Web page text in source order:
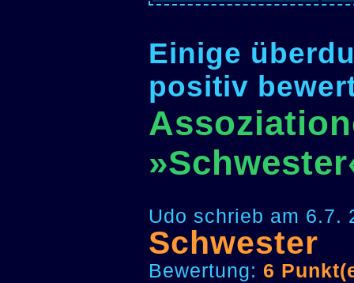
Einige
positiv
Udo schrieb am 6.7.
Schwester
Bewertung: 6